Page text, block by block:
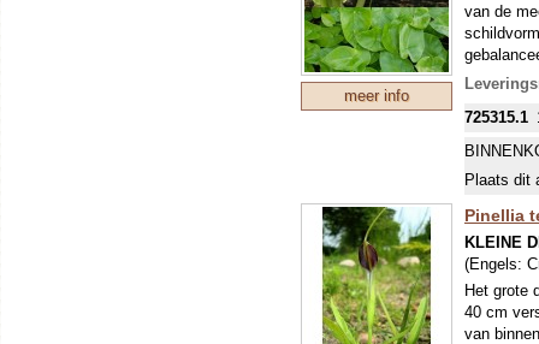
meer info
van de
versierd
lange,
inactief
weer uit
punt.
725315.1
Plaats dit
Pinellia
KLEINE
(Engels:
Het grote
40 cm
van